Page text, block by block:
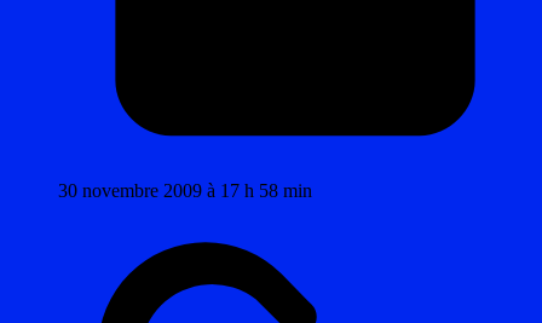
30 novembre 2009 à 17 h 58 min